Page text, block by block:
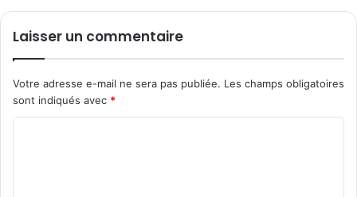
Laisser un commentaire
Votre adresse e-mail ne sera pas publiée. Les champs obligatoires
sont indiqués avec *